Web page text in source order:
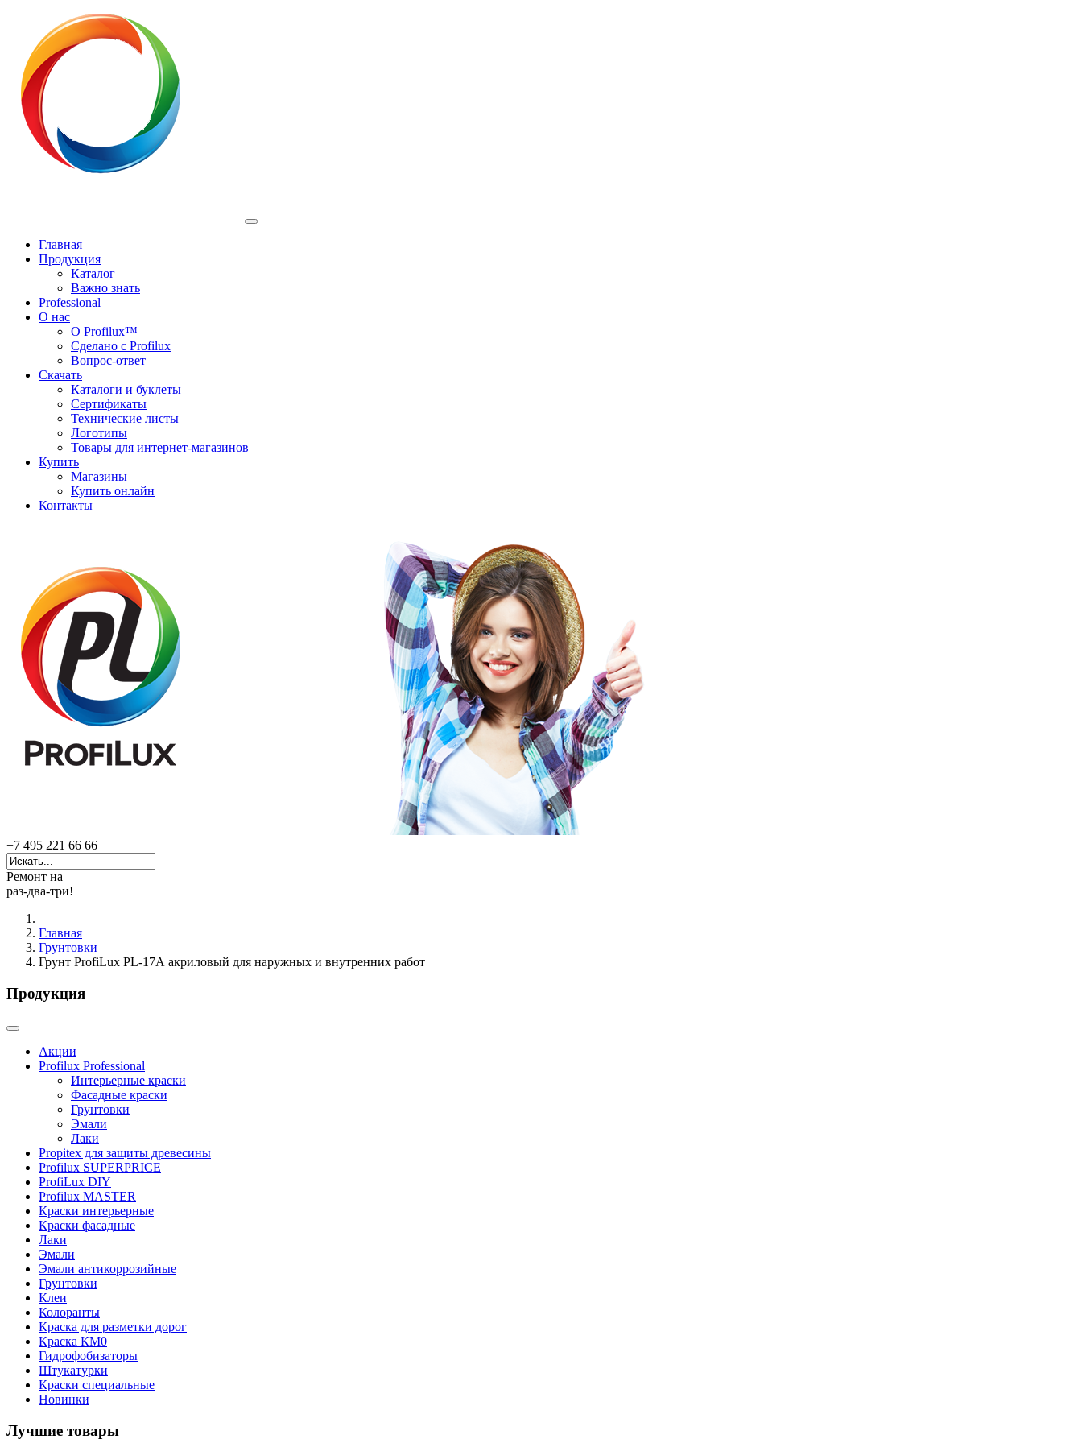
Главная
Продукция
Каталог
Важно знать
Professional
О нас
О Profilux™
Сделано с Profilux
Вопрос-ответ
Скачать
Каталоги и буклеты
Сертификаты
Технические листы
Логотипы
Товары для интернет-магазинов
Купить
Магазины
Купить онлайн
Контакты
+7 495 221 66 66
Ремонт на
раз-два-три!
Главная
Грунтовки
Грунт ProfiLux PL-17А акриловый для наружных и внутренних работ
Продукция
Акции
Profilux Professional
Интерьерные краски
Фасадные краски
Грунтовки
Эмали
Лаки
Propitex для защиты древесины
Profilux SUPERPRICE
ProfiLux DIY
Profilux MASTER
Краски интерьерные
Краски фасадные
Лаки
Эмали
Эмали антикоррозийные
Грунтовки
Клеи
Колоранты
Краска для разметки дорог
Краска КМ0
Гидрофобизаторы
Штукатурки
Краски специальные
Новинки
Лучшие товары